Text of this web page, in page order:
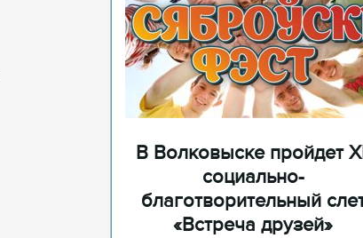
В Волковыске пройдет
социально-
благотворительный
«Встреча друзей»